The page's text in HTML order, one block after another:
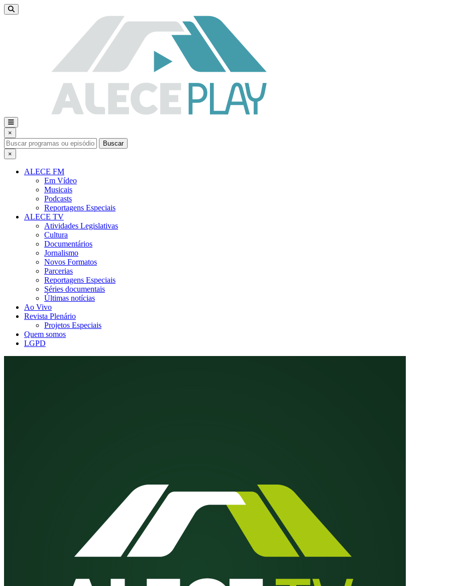
×
Buscar
×
ALECE FM
Em Vídeo
Musicais
Podcasts
Reportagens Especiais
ALECE TV
Atividades Legislativas
Cultura
Documentários
Jornalismo
Novos Formatos
Parcerias
Reportagens Especiais
Séries documentais
Últimas notícias
Ao Vivo
Revista Plenário
Projetos Especiais
Quem somos
LGPD